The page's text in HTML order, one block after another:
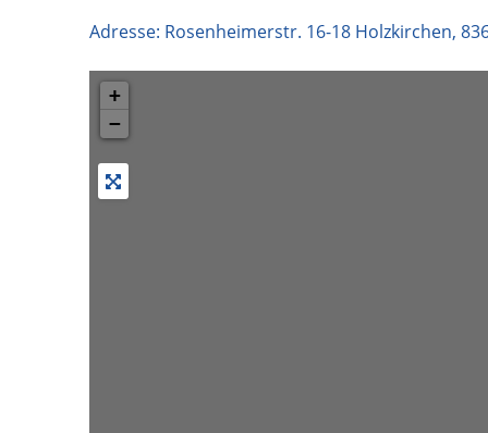
Adresse: Rosenheimerstr. 16-18 Holzkirchen,
+
−